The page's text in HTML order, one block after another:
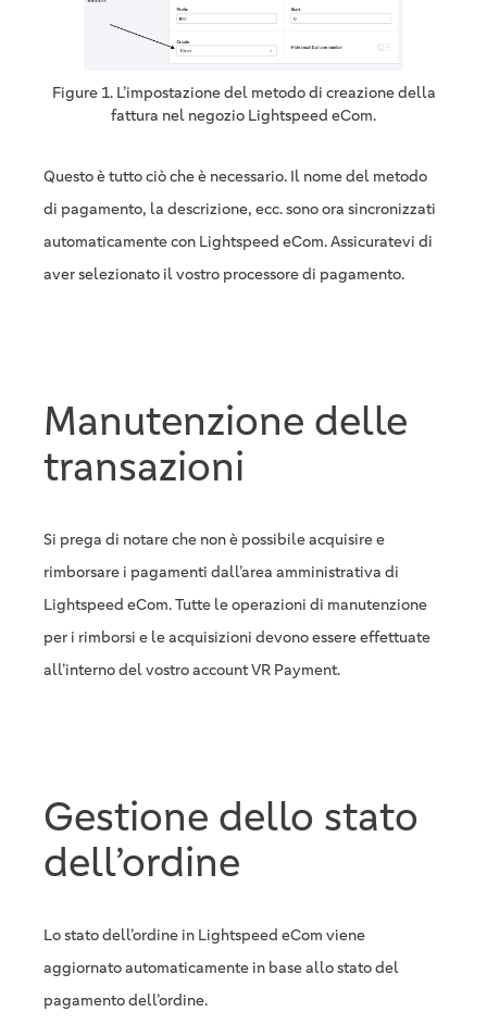
Figure 1. L’impostazione del metodo di creazione della
fattura nel negozio Lightspeed eCom.
Questo è tutto ciò che è necessario. Il nome del metodo
di pagamento, la descrizione, ecc. sono ora sincronizzati
automaticamente con Lightspeed eCom. Assicuratevi di
aver selezionato il vostro processore di pagamento.
Manutenzione delle
transazioni
Si prega di notare che non è possibile acquisire e
rimborsare i pagamenti dall’area amministrativa di
Lightspeed eCom. Tutte le operazioni di manutenzione
per i rimborsi e le acquisizioni devono essere effettuate
all’interno del vostro account VR Payment.
Gestione dello stato
dell’ordine
Lo stato dell’ordine in Lightspeed eCom viene
aggiornato automaticamente in base allo stato del
pagamento dell’ordine.